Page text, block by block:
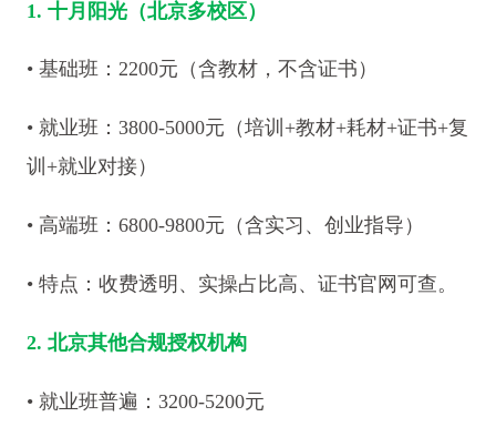
1. 十月阳光（北京多校区）
• 基础班：2200元（含教材，不含证书）
• 就业班：3800-5000元（培训+教材+耗材+证书+复
训+就业对接）
• 高端班：6800-9800元（含实习、创业指导）
• 特点：收费透明、实操占比高、证书官网可查。
2. 北京其他合规授权机构
• 就业班普遍：3200-5200元